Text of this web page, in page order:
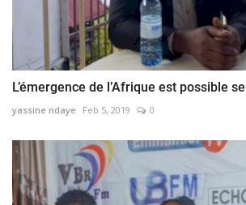
L’émergence de l’Afrique est possible
yassine ndaye Feb 5, 2019 0